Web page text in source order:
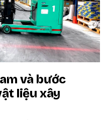
và bước
liệu xây